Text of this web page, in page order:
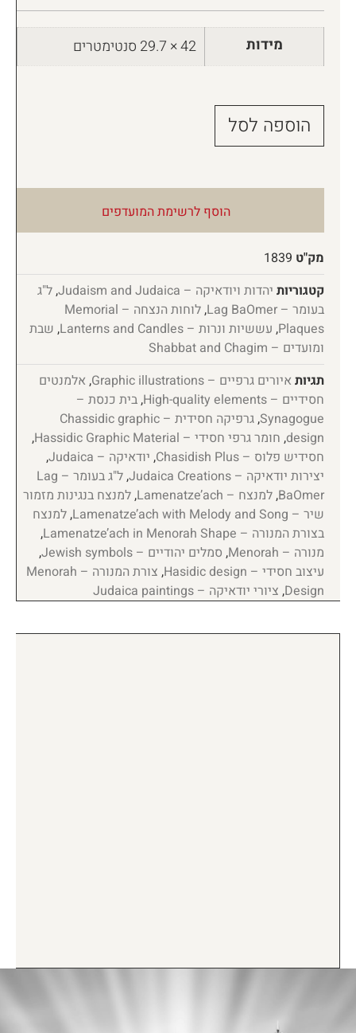
מידות 42 × 29.7 סנטימטרים
הוספה לסל
הוסף לרשימת המועדפים
מק"ט 1839
קטגוריות יהדות ויודאיקה – Judaism and Judaica ,ל"ג
בעומר – Lag BaOmer
,
לוחות הנצחה – Memorial
Plaques
, עששיות ונרות – Lanterns and Candles , שבת
ומועדים – Shabbat and Chagim
תגיות איורים גרפיים – Graphic illustrations , אלמנטים
חסידיים – High-quality elements
,בית כנסת –
Synagogue
,
גרפיקה חסידית – Chassidic graphic
design
, חומר גרפי חסידי – Hassidic Graphic Material
,
חסידיש פלוס – Chasidish Plus
, יודאיקה – Judaica
,
יצירות יודאיקה – Judaica Creations
,
ל"ג בעומר – Lag
BaOmer
,למנצח – Lamenatze’ach ,למנצח בנגינות מזמור
שיר – Lamenatze’ach with Melody and Song
,למנצח
בצורת המנורה – Lamenatze’ach in Menorah Shape
,
מנורה – Menorah
, סמלים יהודיים – Jewish symbols
,
עיצוב חסידי – Hasidic design
,
צורת המנורה – Menorah
Design
, ציורי יודאיקה – Judaica paintings